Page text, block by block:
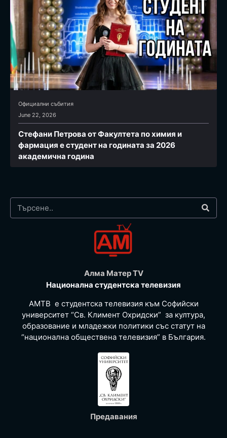
Официални събития
June 22, 2026
Стефани Петрова от Факултета по химия и
фармация e студент на годината за 2026
академична година
Алма Матер TV
Национална студентска телевизия
АМТВ е студентска телевизия към Софийски
университет “Св. Климент Охридски” за култура,
образование и младежки политики със статут на
“национална обществена телевизия” в България.
Предавания